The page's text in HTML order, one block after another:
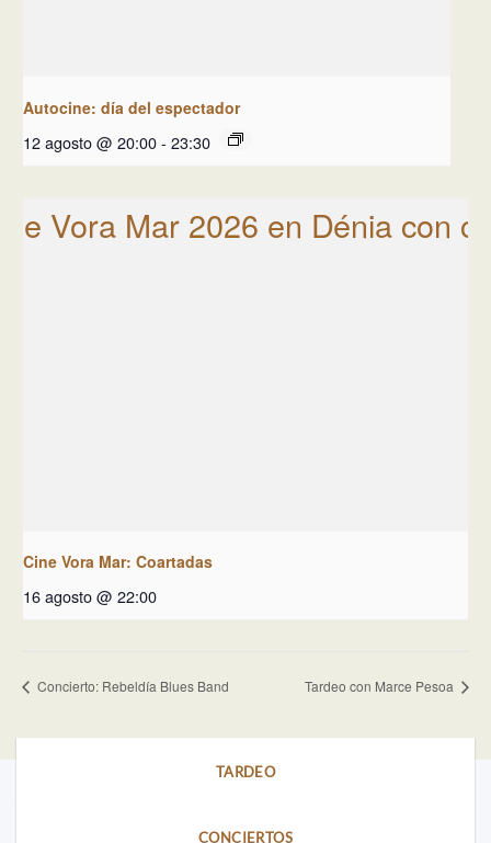
Autocine: día del espectador
12 agosto @ 20:00- 23:30
Cine Vora Mar: Coartadas
16 agosto @ 22:00
Concierto: Rebeldía Blues Band Tardeo con Marce Pesoa
TARDEO
CONCIERTOS